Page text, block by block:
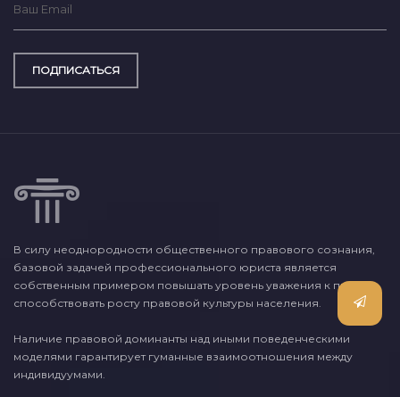
ПОДПИСАТЬСЯ
В силу неоднородности общественного правового сознания,
базовой задачей профессионального юриста является
собственным примером повышать уровень уважения к праву и
способствовать росту правовой культуры населения.
Наличие правовой доминанты над иными поведенческими
моделями гарантирует гуманные взаимоотношения между
индивидуумами.